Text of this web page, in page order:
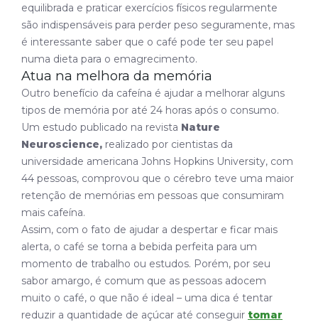
equilibrada e praticar exercícios físicos regularmente
são indispensáveis para perder peso seguramente, mas
é interessante saber que o café pode ter seu papel
numa dieta para o emagrecimento.
Atua na melhora da memória
Outro benefício da cafeína é ajudar a melhorar alguns
tipos de memória por até 24 horas após o consumo.
Um estudo publicado na revista Nature
Neuroscience, realizado por cientistas da
universidade americana Johns Hopkins University, com
44 pessoas, comprovou que o cérebro teve uma maior
retenção de memórias em pessoas que consumiram
mais cafeína.
Assim, com o fato de ajudar a despertar e ficar mais
alerta, o café se torna a bebida perfeita para um
momento de trabalho ou estudos. Porém, por seu
sabor amargo, é comum que as pessoas adocem
muito o café, o que não é ideal – uma dica é tentar
reduzir a quantidade de açúcar até conseguir tomar